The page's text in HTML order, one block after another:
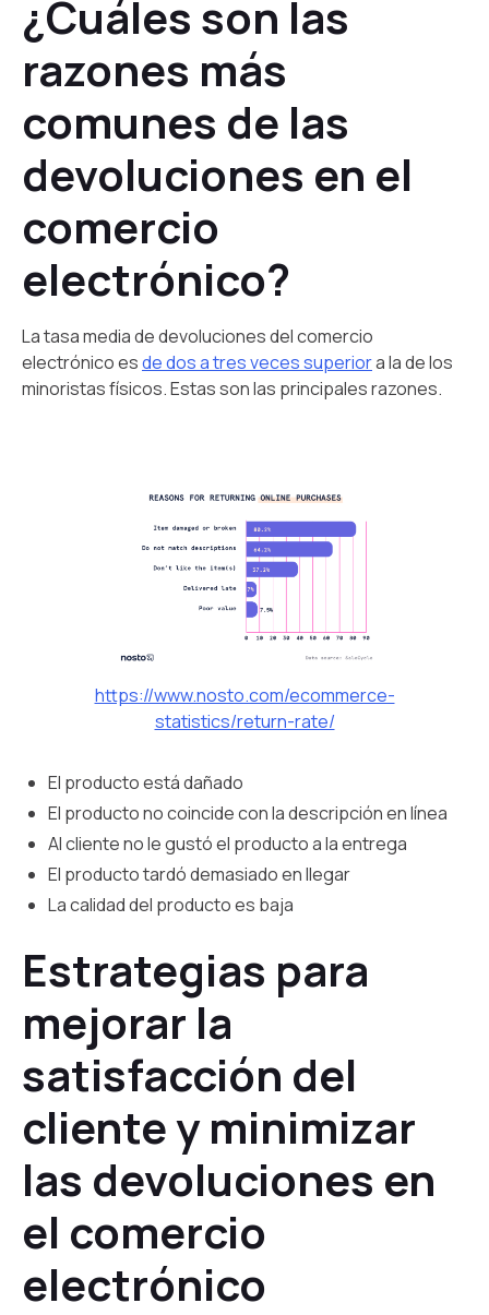
¿Cuáles son las
razones más
comunes de las
devoluciones en el
comercio
electrónico?
La tasa media de devoluciones del comercio
electrónico esde dos a tres veces superiora la de los
minoristas físicos. Estas son las principales razones.
https://www.nosto.com/ecommerce-
statistics/return-rate/
El producto está dañado
El producto no coincide con la descripción en línea
Al cliente no le gustó el producto a la entrega
El producto tardó demasiado en llegar
La calidad del producto es baja
Estrategias para
mejorar la
satisfacción del
cliente y minimizar
las devoluciones en
el comercio
electrónico